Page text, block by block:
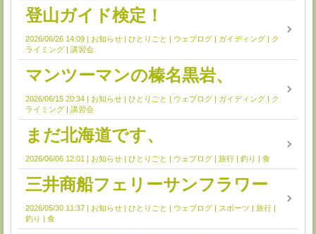
登山ガイド検定！
2026/06/26 14:09 お知らせ ひとりごと ウェブログ ガイディング
ク
ライミング
講習会
マンツーマンの榛名黒岩、
2026/06/15 20:34 お知らせ ひとりごと ウェブログ ガイディング
ク
ライミング
講習会
まだ北海道です、
2026/06/06 12:01 お知らせ ひとりごと ウェブログ 旅行 釣り 食
三井商船フェリーサンフラワー
2026/05/30 11:37 お知らせ ひとりごと ウェブログ スポーツ
旅行
釣り
食